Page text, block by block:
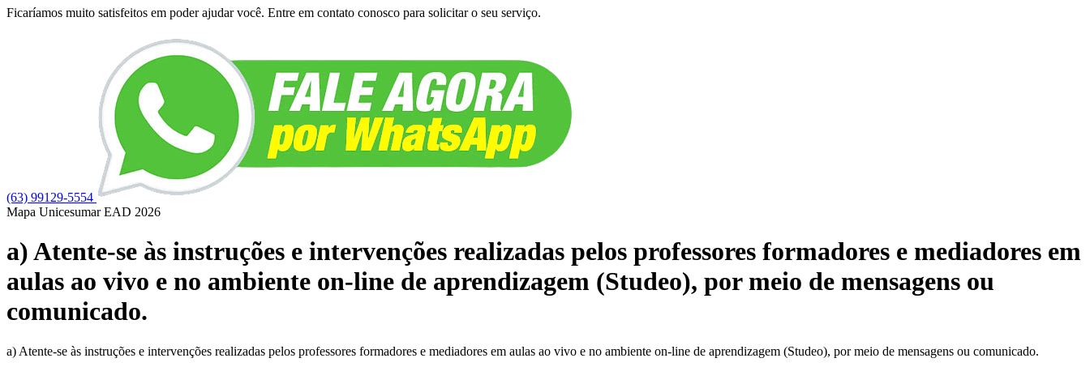
Ficaríamos muito satisfeitos em poder ajudar você. Entre em contato conosco para solicitar o seu serviço.
(63) 99129-5554
Mapa Unicesumar EAD 2026
a) Atente-se às instruções e intervenções realizadas pelos professores formadores e mediadores em
aulas ao vivo e no ambiente on-line de aprendizagem (Studeo), por meio de mensagens ou
comunicado.
a) Atente-se às instruções e intervenções realizadas pelos professores formadores e mediadores em aulas ao vivo e no ambiente on-line de aprendizagem (Studeo), por meio de mensagens ou comunicado.